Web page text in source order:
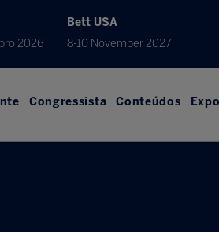
2026
Bett USA
8-10 November 2027
Congressista Conteúdos